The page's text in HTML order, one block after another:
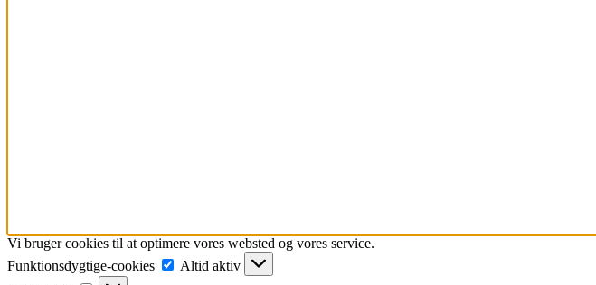
Vi bruger cookies til at optimere vores websted og vores service.
Funktionsdygtige-cookies
Funktionsdygtige-
cookies
Altid aktiv